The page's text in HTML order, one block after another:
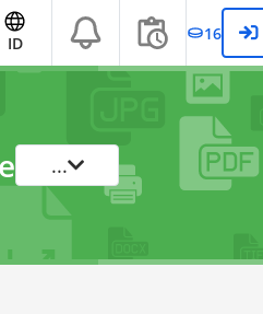
ID 16
...